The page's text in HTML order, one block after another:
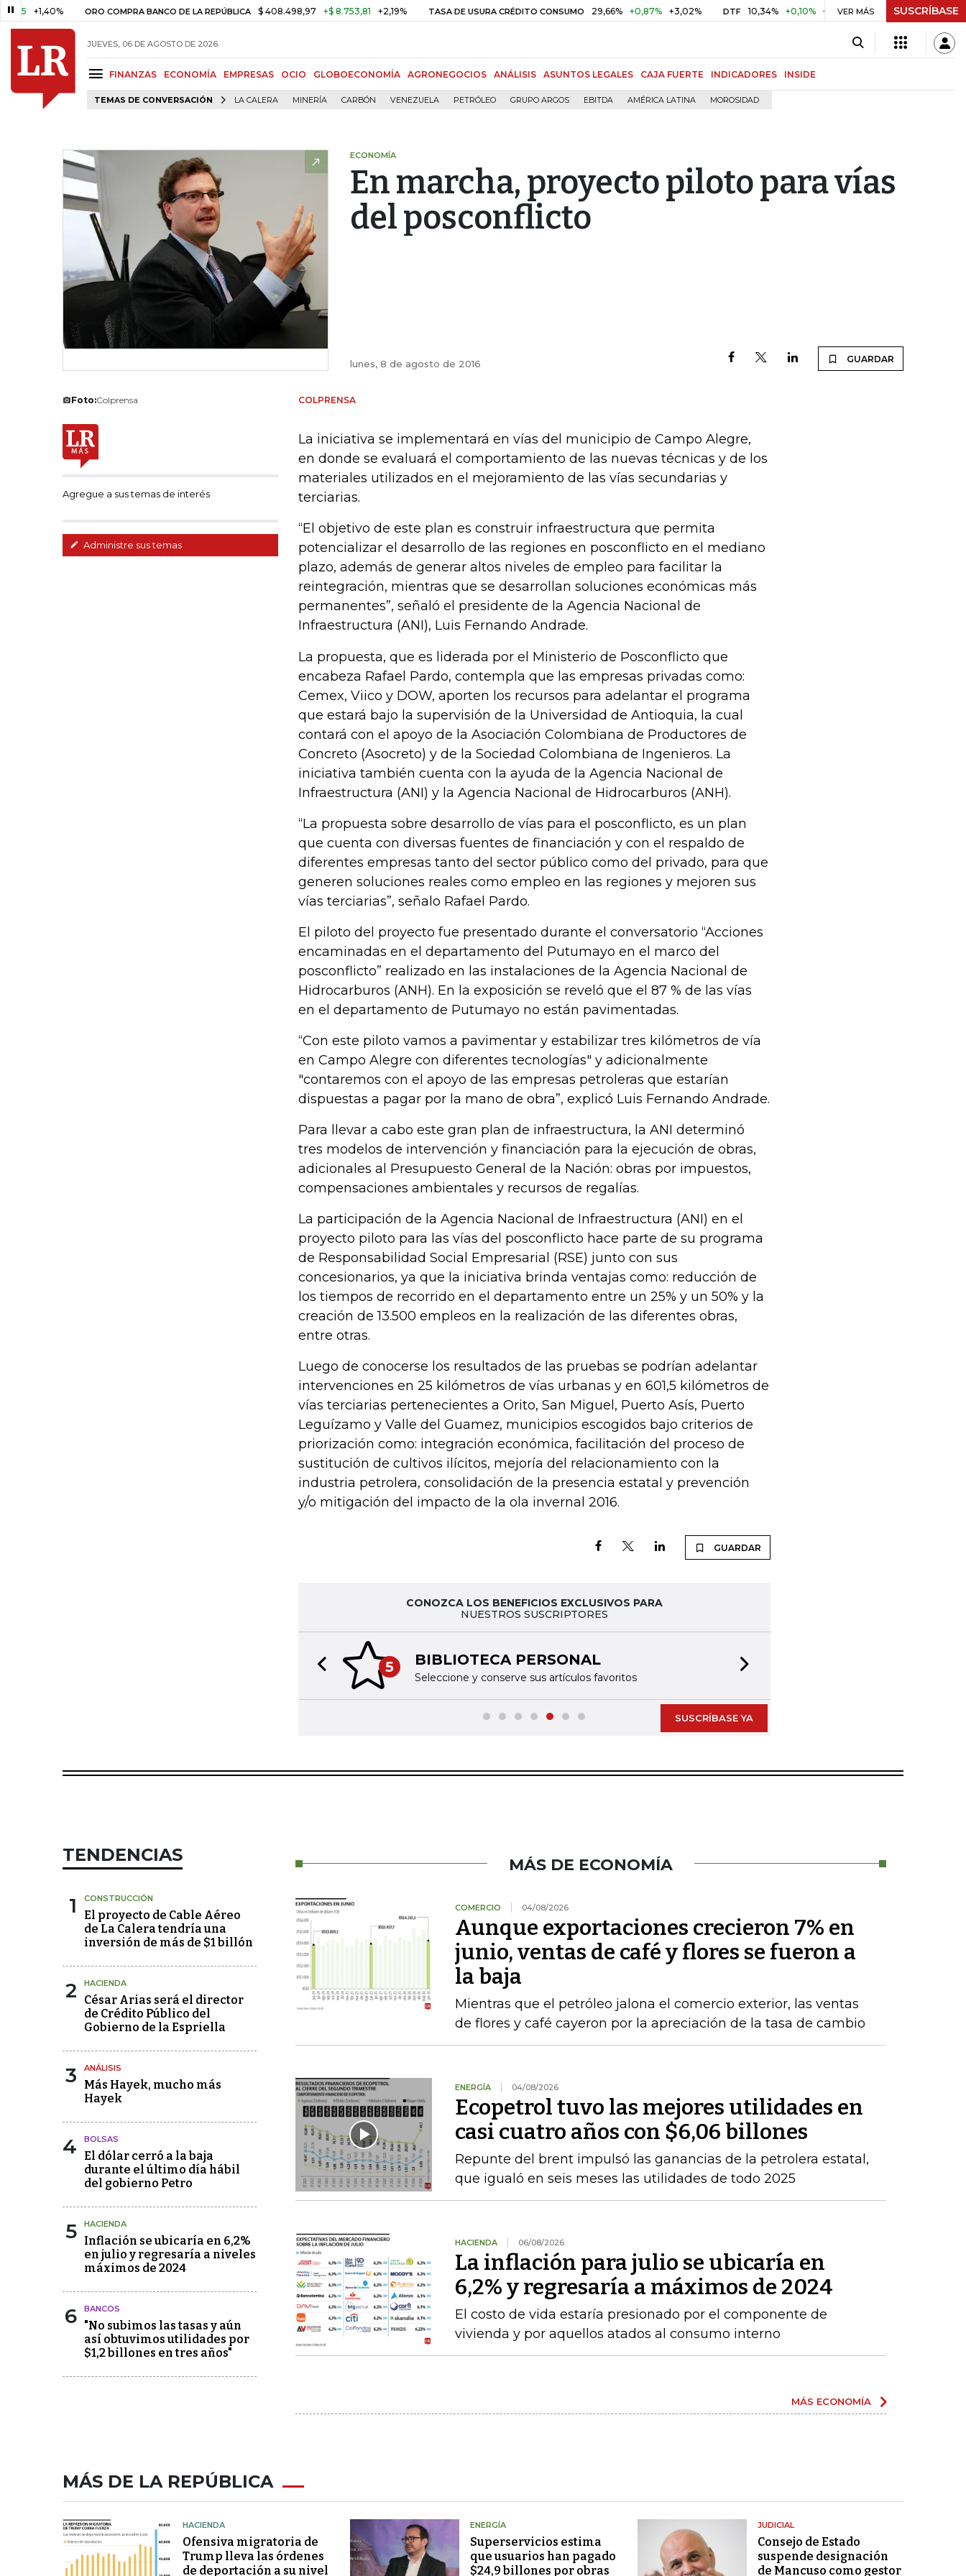
ORO COMPRA BANCO DE LA REPÚBLICA $ 408.498,97 +$ 8.753,81 +2,19% TASA DE USURA CRÉDITO CONSUMO 29,66% +0,87% +3,02% DTF 10,34% +0,10% +0,98% UVR $ 416,86 +$ 0,05
VER MÁS SUSCRÍBASE
JUEVES, 06 DE AGOSTO DE 2026
FINANZAS ECONOMÍA EMPRESAS OCIO GLOBOECONOMÍA AGRONEGOCIOS ANÁLISIS ASUNTOS LEGALES CAJA FUERTE INDICADORES INSIDE
TEMAS DE CONVERSACIÓN LA CALERA MINERÍA CARBÓN VENEZUELA PETRÓLEO GRUPO ARGOS EBITDA AMÉRICA LATINA MOROSIDAD
ECONOMÍA
En marcha, proyecto piloto para vías
del posconflicto
lunes, 8 de agosto de 2016 GUARDAR
Foto:Colprensa
Agregue a sus temas de interés
Administre sus temas
COLPRENSA
La iniciativa se implementará en vías del municipio de Campo Alegre,
en donde se evaluará el comportamiento de las nuevas técnicas y de los
materiales utilizados en el mejoramiento de las vías secundarias y
terciarias.
“El objetivo de este plan es construir infraestructura que permita
potencializar el desarrollo de las regiones en posconflicto en el mediano
plazo, además de generar altos niveles de empleo para facilitar la
reintegración, mientras que se desarrollan soluciones económicas más
permanentes”, señaló el presidente de la Agencia Nacional de
Infraestructura (ANI), Luis Fernando Andrade.
La propuesta, que es liderada por el Ministerio de Posconflicto que
encabeza Rafael Pardo, contempla que las empresas privadas como:
Cemex, Viico y DOW, aporten los recursos para adelantar el programa
que estará bajo la supervisión de la Universidad de Antioquia, la cual
contará con el apoyo de la Asociación Colombiana de Productores de
Concreto (Asocreto) y de la Sociedad Colombiana de Ingenieros. La
iniciativa también cuenta con la ayuda de la Agencia Nacional de
Infraestructura (ANI) y la Agencia Nacional de Hidrocarburos (ANH).
“La propuesta sobre desarrollo de vías para el posconflicto, es un plan
que cuenta con diversas fuentes de financiación y con el respaldo de
diferentes empresas tanto del sector público como del privado, para que
generen soluciones reales como empleo en las regiones y mejoren sus
vías terciarias”, señalo Rafael Pardo.
El piloto del proyecto fue presentado durante el conversatorio “Acciones
encaminadas en el departamento del Putumayo en el marco del
posconflicto” realizado en las instalaciones de la Agencia Nacional de
Hidrocarburos (ANH). En la exposición se reveló que el 87 % de las vías
en el departamento de Putumayo no están pavimentadas.
“Con este piloto vamos a pavimentar y estabilizar tres kilómetros de vía
en Campo Alegre con diferentes tecnologías" y adicionalmente
"contaremos con el apoyo de las empresas petroleras que estarían
dispuestas a pagar por la mano de obra”, explicó Luis Fernando Andrade.
Para llevar a cabo este gran plan de infraestructura, la ANI determinó
tres modelos de intervención y financiación para la ejecución de obras,
adicionales al Presupuesto General de la Nación: obras por impuestos,
compensaciones ambientales y recursos de regalías.
La participación de la Agencia Nacional de Infraestructura (ANI) en el
proyecto piloto para las vías del posconflicto hace parte de su programa
de Responsabilidad Social Empresarial (RSE) junto con sus
concesionarios, ya que la iniciativa brinda ventajas como: reducción de
los tiempos de recorrido en el departamento entre un 25% y un 50% y la
creación de 13.500 empleos en la realización de las diferentes obras,
entre otras.
Luego de conocerse los resultados de las pruebas se podrían adelantar
intervenciones en 25 kilómetros de vías urbanas y en 601,5 kilómetros de
vías terciarias pertenecientes a Orito, San Miguel, Puerto Asís, Puerto
Leguízamo y Valle del Guamez, municipios escogidos bajo criterios de
priorización como: integración económica, facilitación del proceso de
sustitución de cultivos ilícitos, mejoría del relacionamiento con la
industria petrolera, consolidación de la presencia estatal y prevención
y/o mitigación del impacto de la ola invernal 2016.
GUARDAR
CONOZCA LOS BENEFICIOS EXCLUSIVOS PARA
NUESTROS SUSCRIPTORES
5 BIBLIOTECA PERSONAL
Seleccione y conserve sus artículos favoritos
Previous slide
SUSCRÍBASE YA
TENDENCIAS
1 CONSTRUCCIÓN
El proyecto de Cable Aéreo
de La Calera tendría una
inversión de más de $1 billón
2 HACIENDA
César Arias será el director
de Crédito Público del
Gobierno de la Espriella
3 ANÁLISIS
Más Hayek, mucho más
Hayek
4 BOLSAS
El dólar cerró a la baja
durante el último día hábil
del gobierno Petro
5 HACIENDA
Inflación se ubicaría en 6,2%
en julio y regresaría a niveles
máximos de 2024
6 BANCOS
"No subimos las tasas y aún
así obtuvimos utilidades por
$1,2 billones en tres años"
MÁS DE ECONOMÍA
COMERCIO 04/08/2026
Aunque exportaciones crecieron 7% en
junio, ventas de café y flores se fueron a
la baja
Mientras que el petróleo jalona el comercio exterior, las ventas
de flores y café cayeron por la apreciación de la tasa de cambio
ENERGÍA 04/08/2026
Ecopetrol tuvo las mejores utilidades en
casi cuatro años con $6,06 billones
Repunte del brent impulsó las ganancias de la petrolera estatal,
que igualó en seis meses las utilidades de todo 2025
HACIENDA 06/08/2026
La inflación para julio se ubicaría en
6,2% y regresaría a máximos de 2024
El costo de vida estaría presionado por el componente de
vivienda y por aquellos atados al consumo interno
MÁS ECONOMÍA
MÁS DE LA REPÚBLICA
HACIENDA
Ofensiva migratoria de
Trump lleva las órdenes
de deportación a su nivel
ENERGÍA
Superservicios estima
que usuarios han pagado
$24,9 billones por obras
JUDICIAL
Consejo de Estado
suspende designación
de Mancuso como gestor